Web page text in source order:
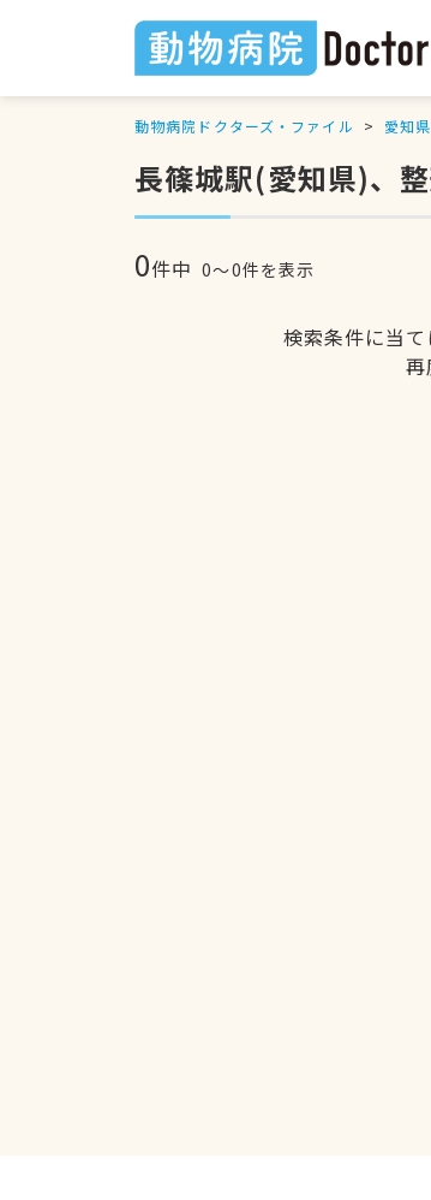
動物病院ドクターズ・ファイル 愛知県
長篠城駅(愛知県)、
0件中 0〜0件を表示
検索条件に当
再